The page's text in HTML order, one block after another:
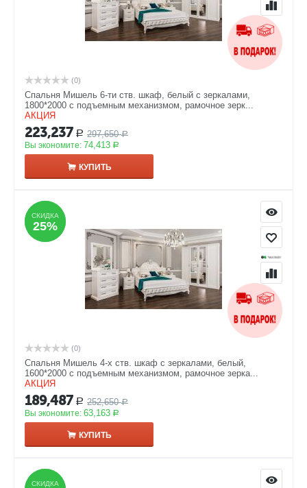
(0)
Спальня Мишель 6-ти ств. шкаф, белый с зеркалами,
1800*2000 с подъемным механизмом, рамочное зерк...
АКЦИЯ
223,237 Р 297,650 Р
Вы экономите: 74,413 Р
КУПИТЬ
СКИДКА
25%
СКИДКА
25%
(0)
Спальня Мишель 4-х ств. шкаф с зеркалами, белый,
1600*2000 с подъемным механизмом, рамочное зерка...
АКЦИЯ
189,487 Р 252,650 Р
Вы экономите: 63,163 Р
КУПИТЬ
СКИДКА
СКИДКА